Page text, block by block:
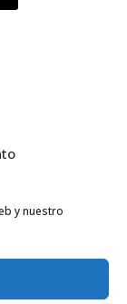
y nuestro